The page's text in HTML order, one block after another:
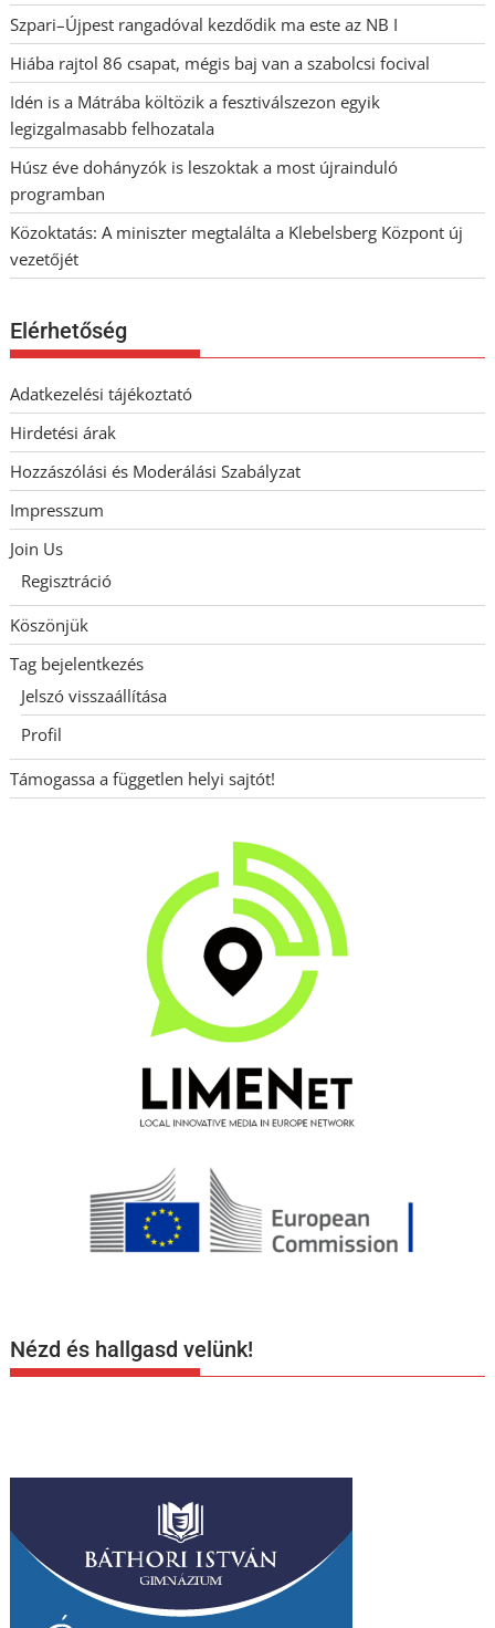
Szpari–Újpest rangadóval kezdődik ma este az NB I
Hiába rajtol 86 csapat, mégis baj van a szabolcsi focival
Idén is a Mátrába költözik a fesztiválszezon egyik
legizgalmasabb felhozatala
Húsz éve dohányzók is leszoktak a most újrainduló
programban
Közoktatás: A miniszter megtalálta a Klebelsberg Központ új
vezetőjét
Elérhetőség
Adatkezelési tájékoztató
Hirdetési árak
Hozzászólási és Moderálási Szabályzat
Impresszum
Join Us
Regisztráció
Köszönjük
Tag bejelentkezés
Jelszó visszaállítása
Profil
Támogassa a független helyi sajtót!
Nézd és hallgasd velünk!